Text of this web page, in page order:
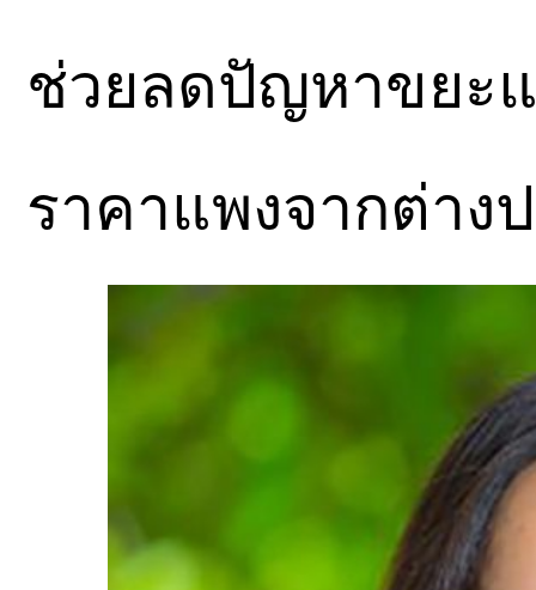
ช่วยลดปัญหาขยะ
ราคาแพงจากต่าง